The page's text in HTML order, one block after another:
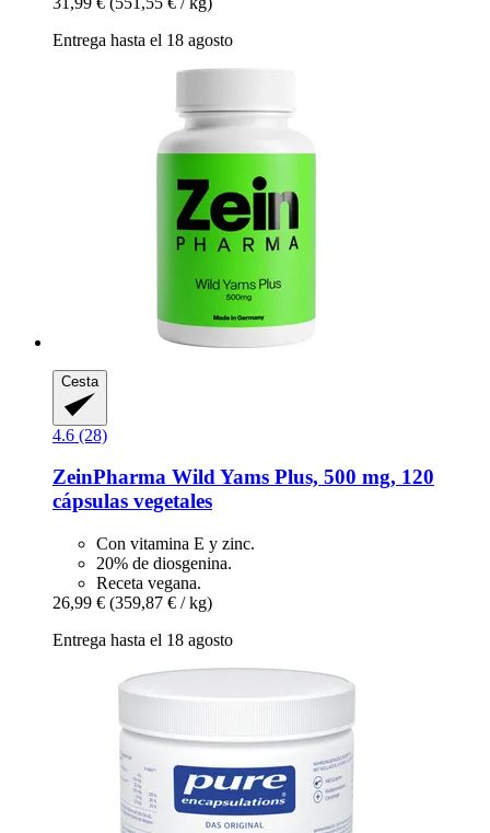
Entrega hasta el 18 agosto
Cesta
4.6 (28)
ZeinPharma Wild Yams Plus, 500 mg, 120
cápsulas vegetales
Con vitamina E y zinc.
20% de diosgenina.
Receta vegana.
26,99 € (359,87 € / kg)
Entrega hasta el 18 agosto